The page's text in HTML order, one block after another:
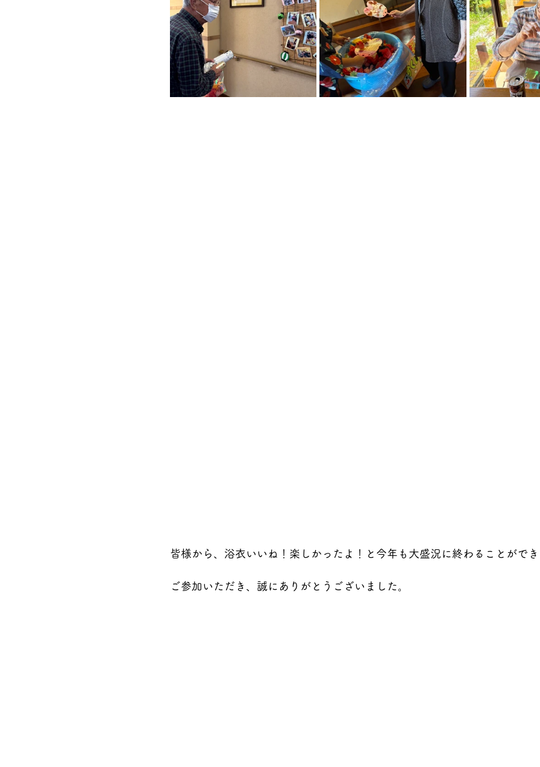
皆様から、浴衣いいね！楽しかったよ！と今年も大盛況に終わることがで
ご参加いただき、誠にありがとうございました。